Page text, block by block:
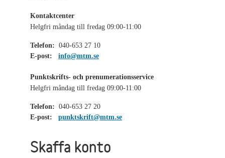
Kontaktcenter
Helgfri måndag till fredag 09:00-11:00
Telefon: 040-653 27 10
E-post:
info@mtm.se
Punktskrifts- och prenumerationsservice
Helgfri måndag till fredag 09:00-11:00
Telefon: 040-653 27 20
E-post:
punktskrift@mtm.se
Skaffa konto